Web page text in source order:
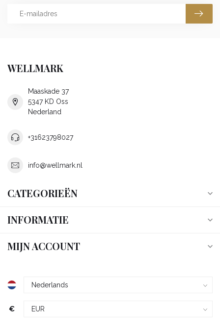
WELLMARK
Maaskade 37
5347 KD Oss
Nederland
+31623798027
info@wellmark.nl
CATEGORIEËN
INFORMATIE
MIJN ACCOUNT
€